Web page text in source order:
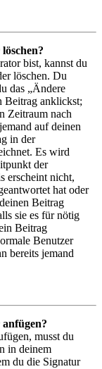
bist, kannst du
löschen. Du
das „Ändere
Beitrag anklickst;
Zeitraum nach
auf deinen
in der
Es wird
der
erscheint nicht,
hat oder
Beitrag
sie es für nötig
Beitrag
Benutzer
bereits jemand
musst du
in deinem
du die Signatur